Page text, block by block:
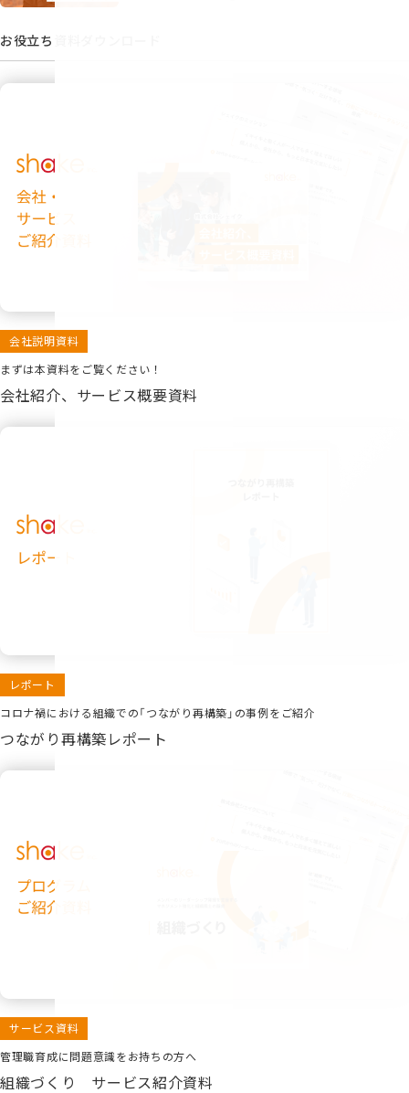
お役立ち資料ダウンロード
会社説明資料
まずは本資料をご覧ください！
会社紹介、サービス概要資料
レポート
コロナ禍における組織での「つながり再構築」の事例をご紹介
つながり再構築レポート
サービス資料
管理職育成に問題意識をお持ちの方へ
組織づくり サービス紹介資料